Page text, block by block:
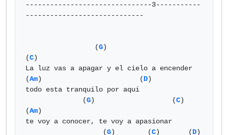
-------------------------------3-----------
-----------------------------
                 (
G)
(C)
La luz vas a apagar y el cielo a encender
(Am)                        (D)
todo esta tranquilo por aqui
              (
G)                   (C)
(Am)
te voy a conocer, te voy a apasionar
                   (
G)        (C)       (D)